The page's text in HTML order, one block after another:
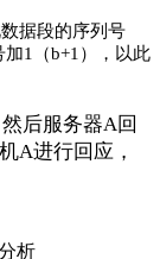
据段的序列号
加1（b+1），以此
后服务器A回
A进行回应，